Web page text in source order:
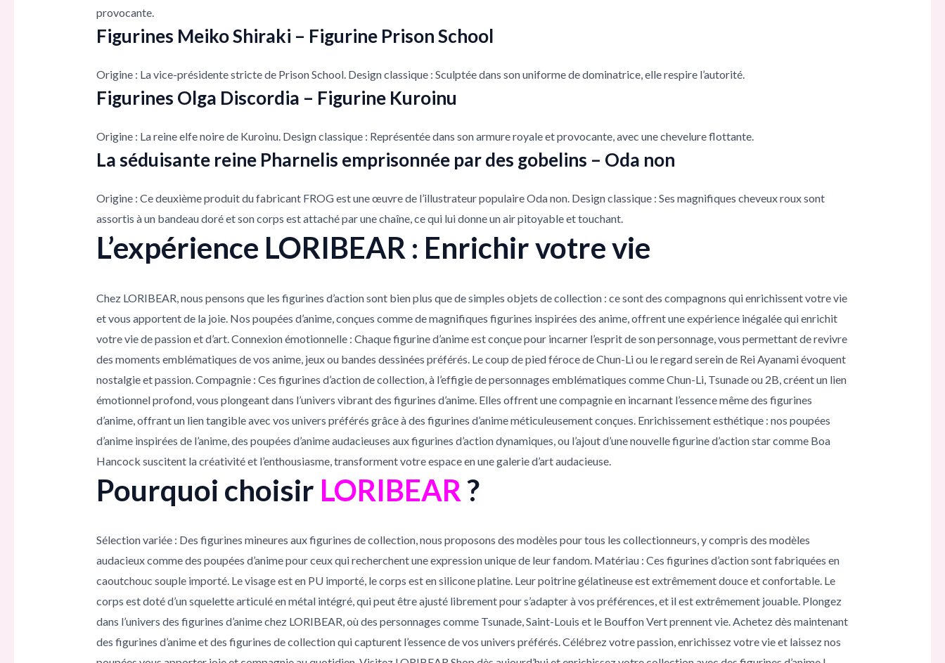
provocante.
Figurines Meiko Shiraki – Figurine Prison School
Origine : La vice-présidente stricte de Prison School. Design classique : Sculptée dans son uniforme de dominatrice, elle respire l’autorité.
Figurines Olga Discordia – Figurine Kuroinu
Origine : La reine elfe noire de Kuroinu. Design classique : Représentée dans son armure royale et provocante, avec une chevelure flottante.
La séduisante reine Pharnelis emprisonnée par des gobelins – Oda non
Origine : Ce deuxième produit du fabricant FROG est une œuvre de l’illustrateur populaire Oda non. Design classique : Ses magnifiques cheveux roux sont
assortis à un bandeau doré et son corps est attaché par une chaîne, ce qui lui donne un air pitoyable et touchant.
L’expérience LORIBEAR : Enrichir votre vie
Chez LORIBEAR, nous pensons que les figurines d’action sont bien plus que de simples objets de collection : ce sont des compagnons qui enrichissent votre vie
et vous apportent de la joie. Nos poupées d’anime, conçues comme de magnifiques figurines inspirées des anime, offrent une expérience inégalée qui enrichit
votre vie de passion et d’art. Connexion émotionnelle : Chaque figurine d’anime est conçue pour incarner l’esprit de son personnage, vous permettant de revivre
des moments emblématiques de vos anime, jeux ou bandes dessinées préférés. Le coup de pied féroce de Chun-Li ou le regard serein de Rei Ayanami évoquent
nostalgie et passion. Compagnie : Ces figurines d’action de collection, à l’effigie de personnages emblématiques comme Chun-Li, Tsunade ou 2B, créent un lien
émotionnel profond, vous plongeant dans l’univers vibrant des figurines d’anime. Elles offrent une compagnie en incarnant l’essence même des figurines
d’anime, offrant un lien tangible avec vos univers préférés grâce à des figurines d’anime méticuleusement conçues. Enrichissement esthétique : nos poupées
d’anime inspirées de l’anime, des poupées d’anime audacieuses aux figurines d’action dynamiques, ou l’ajout d’une nouvelle figurine d’action star comme Boa
Hancock suscitent la créativité et l’enthousiasme, transforment votre espace en une galerie d’art audacieuse.
Pourquoi choisir LORIBEAR?
Sélection variée : Des figurines mineures aux figurines de collection, nous proposons des modèles pour tous les collectionneurs, y compris des modèles
audacieux comme des poupées d’anime pour ceux qui recherchent une expression unique de leur fandom. Matériau : Ces figurines d’action sont fabriquées en
caoutchouc souple importé. Le visage est en PU importé, le corps est en silicone platine. Leur poitrine gélatineuse est extrêmement douce et confortable. Le
corps est doté d’un squelette articulé en métal intégré, qui peut être ajusté librement pour s’adapter à vos préférences, et il est extrêmement jouable. Plongez
dans l’univers des figurines d’anime chez LORIBEAR, où des personnages comme Tsunade, Saint-Louis et le Bouffon Vert prennent vie. Achetez dès maintenant
des figurines d’anime et des figurines de collection qui capturent l’essence de vos univers préférés. Célébrez votre passion, enrichissez votre vie et laissez nos